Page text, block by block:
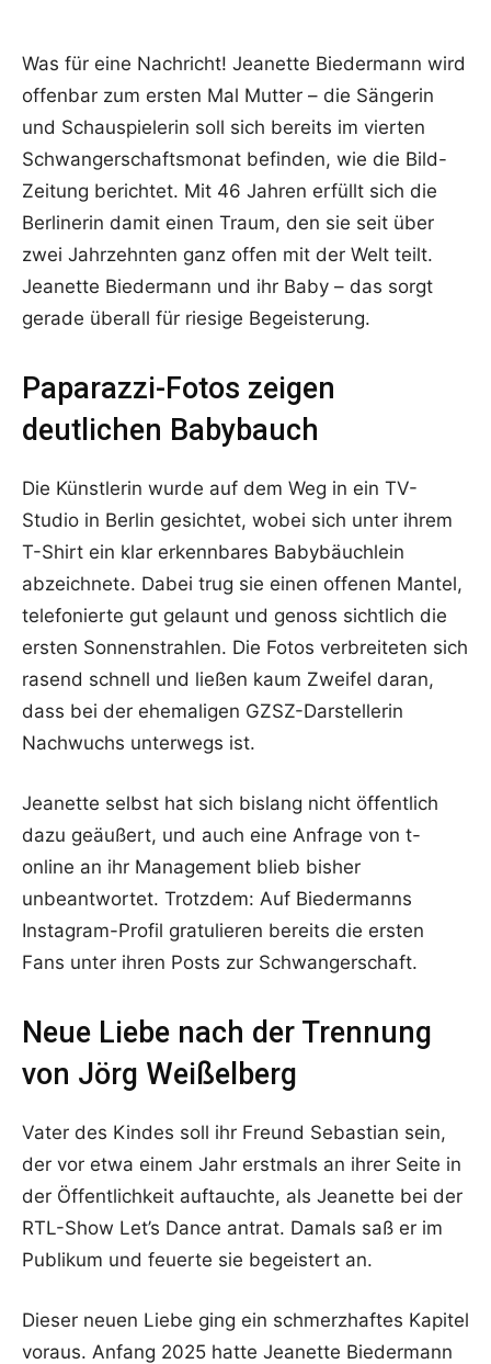
Was für eine Nachricht! Jeanette Biedermann wird
offenbar zum ersten Mal Mutter – die Sängerin
und Schauspielerin soll sich bereits im vierten
Schwangerschaftsmonat befinden, wie die Bild-
Zeitung berichtet. Mit 46 Jahren erfüllt sich die
Berlinerin damit einen Traum, den sie seit über
zwei Jahrzehnten ganz offen mit der Welt teilt.
Jeanette Biedermann und ihr Baby – das sorgt
gerade überall für riesige Begeisterung.
Paparazzi-Fotos zeigen
deutlichen Babybauch
Die Künstlerin wurde auf dem Weg in ein TV-
Studio in Berlin gesichtet, wobei sich unter ihrem
T-Shirt ein klar erkennbares Babybäuchlein
abzeichnete. Dabei trug sie einen offenen Mantel,
telefonierte gut gelaunt und genoss sichtlich die
ersten Sonnenstrahlen. Die Fotos verbreiteten sich
rasend schnell und ließen kaum Zweifel daran,
dass bei der ehemaligen GZSZ-Darstellerin
Nachwuchs unterwegs ist.
Jeanette selbst hat sich bislang nicht öffentlich
dazu geäußert, und auch eine Anfrage von t-
online an ihr Management blieb bisher
unbeantwortet. Trotzdem: Auf Biedermanns
Instagram-Profil gratulieren bereits die ersten
Fans unter ihren Posts zur Schwangerschaft.
Neue Liebe nach der Trennung
von Jörg Weißelberg
Vater des Kindes soll ihr Freund Sebastian sein,
der vor etwa einem Jahr erstmals an ihrer Seite in
der Öffentlichkeit auftauchte, als Jeanette bei der
RTL-Show Let’s Dance antrat. Damals saß er im
Publikum und feuerte sie begeistert an.
Dieser neuen Liebe ging ein schmerzhaftes Kapitel
voraus. Anfang 2025 hatte Jeanette Biedermann